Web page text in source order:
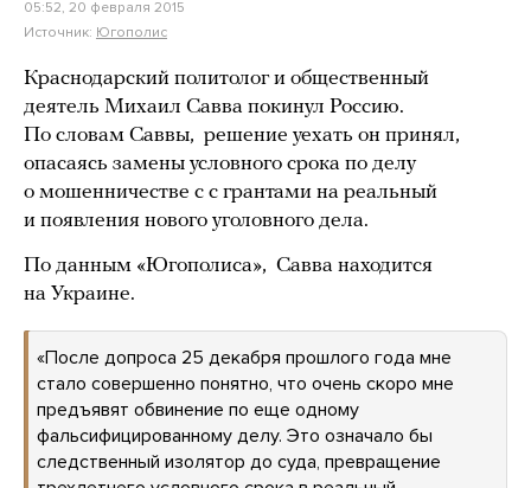
05:52, 20 февраля 2015
Источник: Югополис
Краснодарский политолог и общественный
деятель Михаил Савва покинул Россию.
По словам Саввы, решение уехать он принял,
опасаясь замены условного срока по делу
о мошенничестве с с грантами на реальный
и появления нового уголовного дела.
По данным «Югополиса», Савва находится
на Украине.
«После допроса 25 декабря прошлого года мне
стало совершенно понятно, что очень скоро мне
предъявят обвинение по еще одному
фальсифицированному делу. Это означало бы
следственный изолятор до суда, превращение